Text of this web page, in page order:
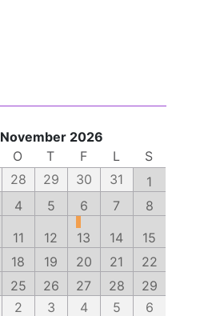
November 2026
O T F L
S
28 29 30 31
1
4 5 6 7
8
11 12 13 14
15
18 19 20 21
22
25 26 27 28
29
2 3 4 5 6